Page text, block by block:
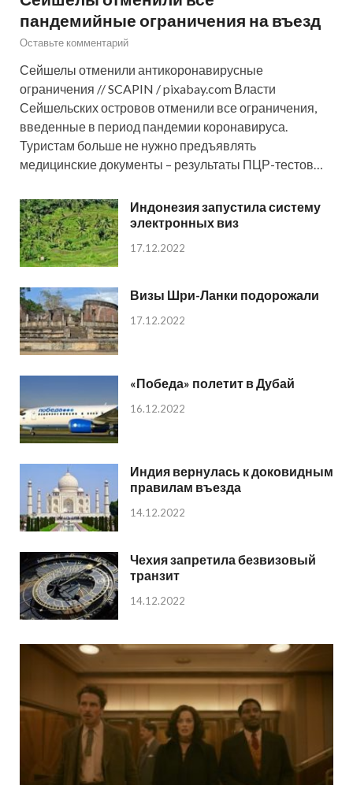
пандемийные ограничения на въезд
Оставьте комментарий
Сейшелы отменили антикоронавирусные
ограничения // SCAPIN / pixabay.com Власти
Сейшельских островов отменили все ограничения,
введенные в период пандемии коронавируса.
Туристам больше не нужно предъявлять
медицинские документы – результаты ПЦР-тестов…
Индонезия запустила систему
электронных виз
17.12.2022
Визы Шри-Ланки подорожали
17.12.2022
«Победа» полетит в Дубай
16.12.2022
Индия вернулась к доковидным
правилам въезда
14.12.2022
Чехия запретила безвизовый
транзит
14.12.2022